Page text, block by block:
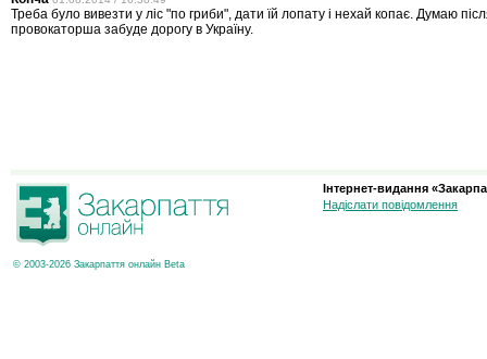
Треба було вивезти у ліс "по гриби", дати їй лопату і нехай копає. Думаю
провокаторша забуде дорогу в Україну.
© 2003-2026 Закарпаття онлайн Beta
Інтернет-видання
Надіслати повідомлення